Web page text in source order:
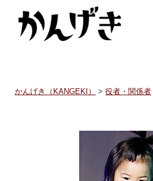
かんげき（KANGEKI） >役者・関係者